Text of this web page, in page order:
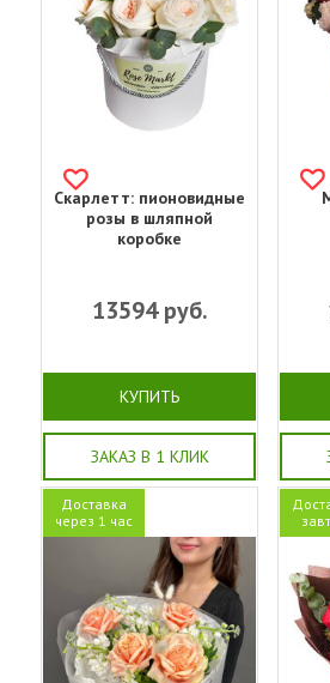
Скарлетт: пионовидные
розы в шляпной
коробке
13594руб.
КУПИТЬ
ЗАКАЗ В 1 КЛИК
Доставка
через 1 час